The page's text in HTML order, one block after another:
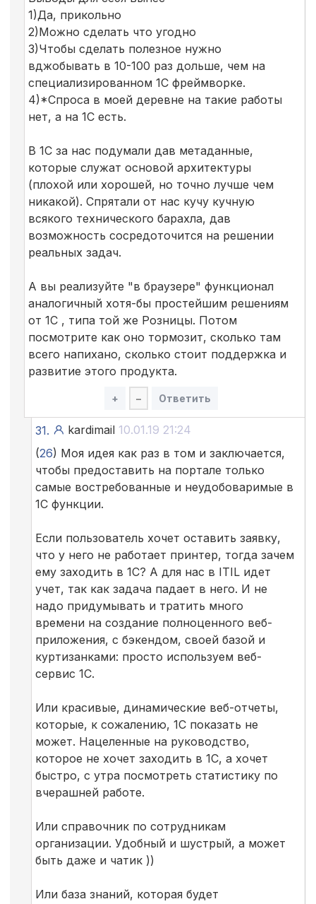
1)Да, прикольно
2)Можно сделать что угодно
3)Чтобы сделать полезное нужно
вджобывать в 10-100 раз дольше, чем на
специализированном 1С фреймворке.
4)*Спроса в моей деревне на такие работы
нет, а на 1С есть.
В 1С за нас подумали дав метаданные,
которые служат основой архитектуры
(плохой или хорошей, но точно лучше чем
никакой). Спрятали от нас кучу кучную
всякого технического барахла, дав
возможность сосредоточится на решении
реальных задач.
А вы реализуйте "в браузере" функционал
аналогичный хотя-бы простейшим решениям
от 1С , типа той же Розницы. Потом
посмотрите как оно тормозит, сколько там
всего напихано, сколько стоит поддержка и
развитие этого продукта.
+ – Ответить
31. kardimail 10.01.19 21:24
(26) Моя идея как раз в том и заключается,
чтобы предоставить на портале только
самые востребованные и неудобоваримые в
1С функции.
Если пользователь хочет оставить заявку,
что у него не работает принтер, тогда зачем
ему заходить в 1С? А для нас в ITIL идет
учет, так как задача падает в него. И не
надо придумывать и тратить много
времени на создание полноценного веб-
приложения, с бэкендом, своей базой и
куртизанками: просто используем веб-
сервис 1С.
Или красивые, динамические веб-отчеты,
которые, к сожалению, 1С показать не
может. Нацеленные на руководство,
которое не хочет заходить в 1С, а хочет
быстро, с утра посмотреть статистику по
вчерашней работе.
Или справочник по сотрудникам
организации. Удобный и шустрый, а может
быть даже и чатик ))
Или база знаний, которая будет